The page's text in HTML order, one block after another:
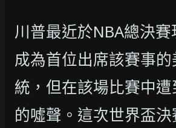
川普最近於NBA總決賽
成為首位出席該賽事
統，但在該場比賽中
的噓聲。這次世界盃